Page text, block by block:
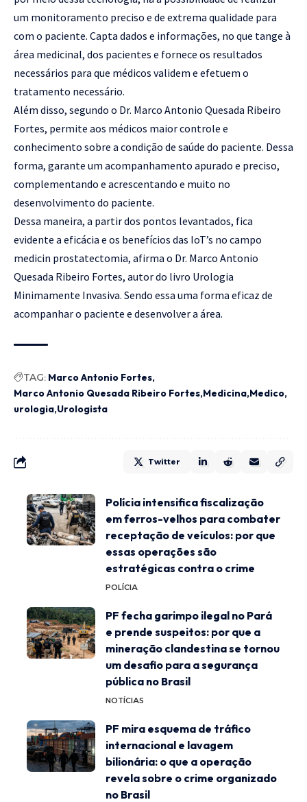
um monitoramento preciso e de extrema qualidade para
com o paciente. Capta dados e informações, no que tange à
área medicinal, dos pacientes e fornece os resultados
necessários para que médicos validem e efetuem o
tratamento necessário.
Além disso, segundo o Dr. Marco Antonio Quesada Ribeiro
Fortes, permite aos médicos maior controle e
conhecimento sobre a condição de saúde do paciente. Dessa
forma, garante um acompanhamento apurado e preciso,
complementando e acrescentando e muito no
desenvolvimento do paciente.
Dessa maneira, a partir dos pontos levantados, fica
evidente a eficácia e os benefícios das IoT’s no campo
medicin prostatectomia, afirma o Dr. Marco Antonio
Quesada Ribeiro Fortes, autor do livro Urologia
Minimamente Invasiva. Sendo essa uma forma eficaz de
acompanhar o paciente e desenvolver a área.
TAG: Marco Antonio Fortes
Marco Antonio Quesada Ribeiro Fortes Medicina Medico
urologia Urologista
Twitter
Polícia intensifica fiscalização
em ferros-velhos para combater
receptação de veículos: por que
essas operações são
estratégicas contra o crime
POLÍCIA
PF fecha garimpo ilegal no Pará
e prende suspeitos: por que a
mineração clandestina se tornou
um desafio para a segurança
pública no Brasil
NOTÍCIAS
PF mira esquema de tráfico
internacional e lavagem
bilionária: o que a operação
revela sobre o crime organizado
no Brasil